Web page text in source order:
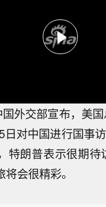
外交部宣布，美
日对中国进行国事
特朗普表示很期待
会很精彩。